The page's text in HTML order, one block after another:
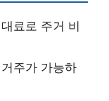
료로 주거 비
주가 가능하